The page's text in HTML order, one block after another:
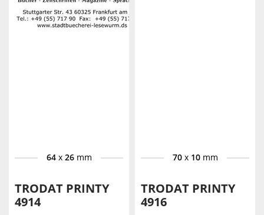
64x 26mm
TRODAT PRINTY
4914
70x 10mm
TRODAT PRINTY
4916